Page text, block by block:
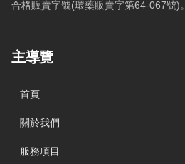
合格販賣字號(環藥販賣字第64-067號)。
主導覽
首頁
關於我們
服務項目